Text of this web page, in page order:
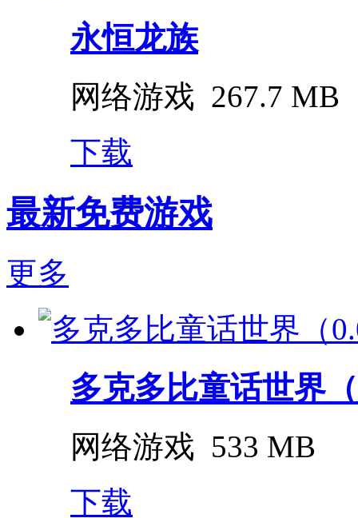
永恒龙族
网络游戏 267.7 MB
下载
最新免费游戏
更多
多克多比童话世界
网络游戏 533 MB
下载